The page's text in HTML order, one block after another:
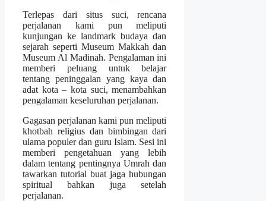
Terlepas dari situs suci, rencana
perjalanan kami pun meliputi
kunjungan ke landmark budaya dan
sejarah seperti Museum Makkah dan
Museum Al Madinah. Pengalaman ini
memberi peluang untuk belajar
tentang peninggalan yang kaya dan
adat kota – kota suci, menambahkan
pengalaman keseluruhan perjalanan.
Gagasan perjalanan kami pun meliputi
khotbah religius dan bimbingan dari
ulama populer dan guru Islam. Sesi ini
memberi pengetahuan yang lebih
dalam tentang pentingnya Umrah dan
tawarkan tutorial buat jaga hubungan
spiritual bahkan juga setelah
perjalanan.